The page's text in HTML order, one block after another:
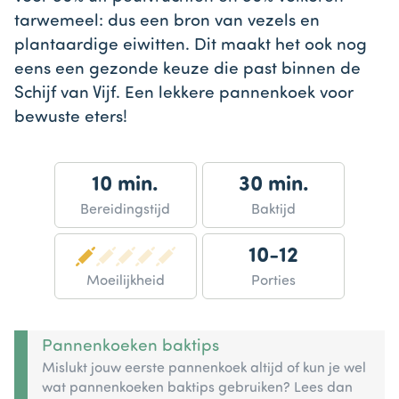
tarwemeel: dus een bron van vezels en
plantaardige eiwitten. Dit maakt het ook nog
eens een gezonde keuze die past binnen de
Schijf van Vijf. Een lekkere pannenkoek voor
bewuste eters!
10 min.
Bereidingstijd
30 min.
Baktijd
Moeilijkheid
10-12
Porties
Pannenkoeken baktips
Mislukt jouw eerste pannenkoek altijd of kun je wel
wat pannenkoeken baktips gebruiken? Lees dan